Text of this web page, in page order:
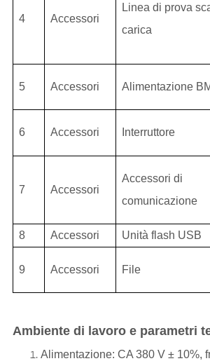
4 Accessori
Linea di prova
carica
5 Accessori Alimentazione
6 Accessori Interruttore
7 Accessori
Accessori di
comunicazione
8 Accessori Unità flash USB
9 Accessori File
Ambiente di lavoro e parametri
Alimentazione: CA 380 V ± 10%,